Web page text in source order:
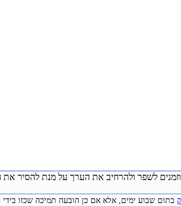
לשפר ולהרחיב את הערך על מנת להסיר את
בתום שבוע ימים, אלא אם כן הובעה תמיכה שכזו בידי